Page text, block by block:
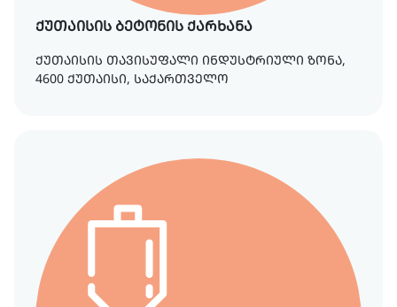
ქუთაისის ბეტონის ქარხანა
ქუთაისის თავისუფალი ინდუსტრიული ზონა,
4600 ქუთაისი, საქართველო